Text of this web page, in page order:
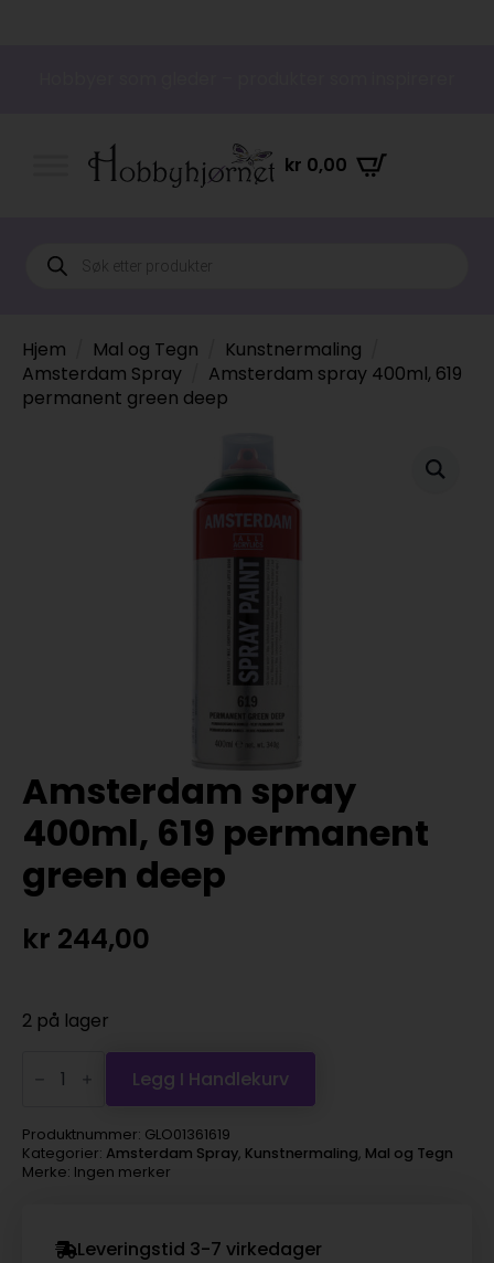
kr 0,00
Products
search
Hjem Mal og Tegn
Kunstnermaling
Amsterdam Spray
Amsterdam spray 400ml, 619
permanent green deep
Amsterdam spray
400ml, 619 permanent
green deep
kr 244,00
2 på lager
Amsterdam
spray
400ml,
permanent
green
deep
antall
Legg I Handlekurv
Produktnummer: GLO01361619
Kategorier: Amsterdam Spray, Kunstnermaling, Mal og Tegn
Merke: Ingen merker
Leveringstid 3-7 virkedager